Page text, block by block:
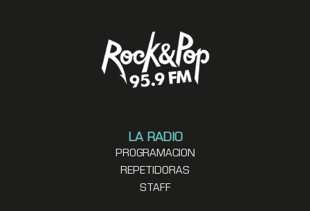
LA RADIO
PROGRAMACION
REPETIDORAS
STAFF